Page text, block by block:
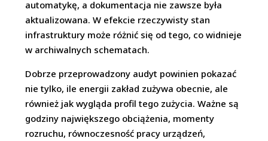
automatykę, a dokumentacja nie zawsze była
aktualizowana. W efekcie rzeczywisty stan
infrastruktury może różnić się od tego, co widnieje
w archiwalnych schematach.
Dobrze przeprowadzony audyt powinien pokazać
nie tylko, ile energii zakład zużywa obecnie, ale
również jak wygląda profil tego zużycia. Ważne są
godziny największego obciążenia, momenty
rozruchu, równoczesność pracy urządzeń,